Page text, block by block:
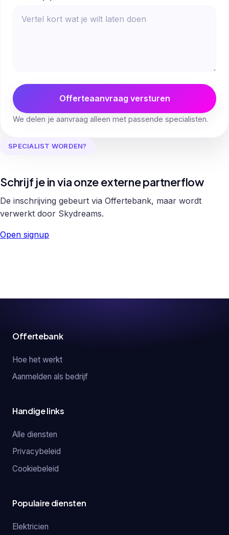
Offerteaanvraag versturen
We delen je aanvraag alleen met passende specialisten.
SPECIALIST WORDEN?
Schrijf je in via onze externe partnerflow
De inschrijving gebeurt via Offertebank, maar wordt
verwerkt door Skydreams.
Open signup
Offertebank
Hoe het werkt
Aanmelden als bedrijf
Handige links
Alle diensten
Privacybeleid
Cookiebeleid
Populaire diensten
Elektricien